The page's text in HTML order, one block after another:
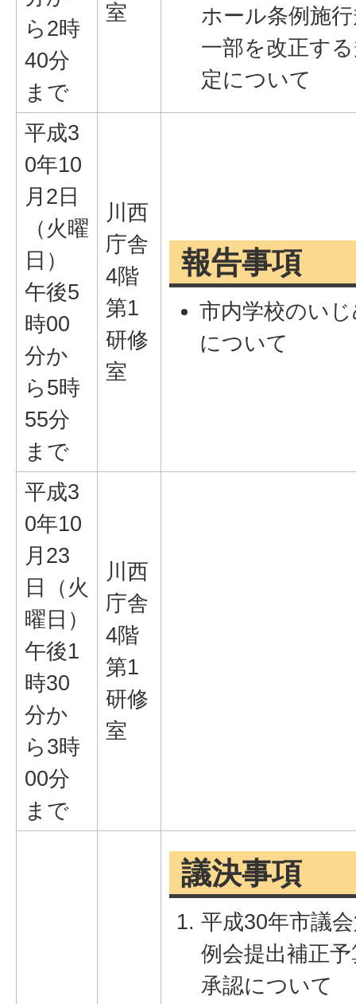
ら2時
40分
まで
室
ホール条例施
一部を改正す
定について
平成3
0年10
月2日
（火曜
日）
午後5
時00
分か
ら5時
55分
まで
川西
庁舎
4階
第1
研修
室
報告事項
市内学校のい
について
平成3
0年10
月23
日（火
曜日）
午後1
時30
分か
ら3時
00分
まで
川西
庁舎
4階
第1
研修
室
議決事項
平成30年市議
例会提出補正
承認について